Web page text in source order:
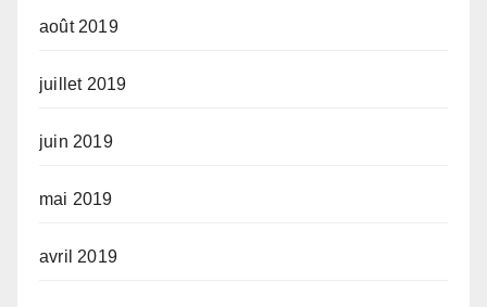
août 2019
juillet 2019
juin 2019
mai 2019
avril 2019